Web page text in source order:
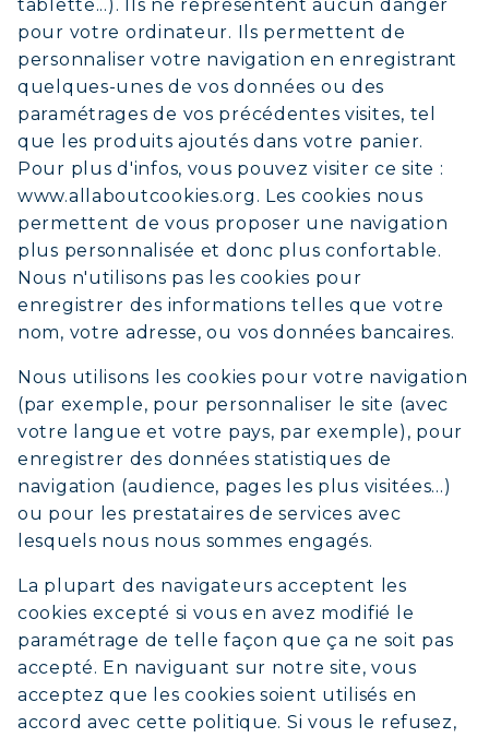
COLLAGÈNE BEAUTÉ : PEAU,
CHEVEUX & ONGLES SUBLIMES
COLLAGÈNE SPORT : FORCE,
ENDURANCE & RÉCUPÉRATION
COLLAGÈNE DÉTOX : AFFINEZ ET
RAFFERMISSEZ VOTRE CORPS
COLLAGÈNE POUR CHEVEUX :
CROISSANCE & FORCE
COLLAGÈNE : SOULAGEZ DOULEURS
& ARTICULATIONS
COLLAGÈNE : BOOSTEZ VOTRE
IMMUNITÉ NATURELLEMENT
tablette...). Ils ne représentent aucun danger
pour votre ordinateur. Ils permettent de
personnaliser votre navigation en enregistrant
quelques-unes de vos données ou des
paramétrages de vos précédentes visites, tel
que les produits ajoutés dans votre panier.
Pour plus d'infos, vous pouvez visiter ce site :
www.allaboutcookies.org. Les cookies nous
permettent de vous proposer une navigation
plus personnalisée et donc plus confortable.
Nous n'utilisons pas les cookies pour
enregistrer des informations telles que votre
nom, votre adresse, ou vos données bancaires.
Nous utilisons les cookies pour votre navigation
(par exemple, pour personnaliser le site (avec
votre langue et votre pays, par exemple), pour
enregistrer des données statistiques de
navigation (audience, pages les plus visitées…)
ou pour les prestataires de services avec
lesquels nous nous sommes engagés.
La plupart des navigateurs acceptent les
cookies excepté si vous en avez modifié le
paramétrage de telle façon que ça ne soit pas
accepté. En naviguant sur notre site, vous
acceptez que les cookies soient utilisés en
accord avec cette politique. Si vous le refusez,